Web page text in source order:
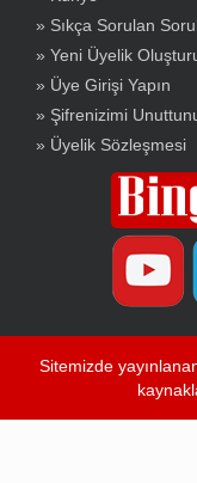
» Sıkça Sorulan
» Yeni Üyelik
» Üye Girişi Yapın
» Şifrenizimi
» Üyelik Sözleşmesi
Sitemizde